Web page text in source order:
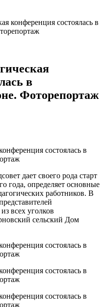
конференция состоялась в
в
Фоторепортаж
дает своего рода старт
года, определяет основные
работников. В
всех уголков
сельский Дом